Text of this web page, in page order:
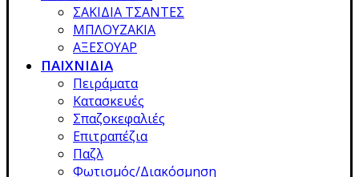
ΣΑΚΙΔΙΑ ΤΣΑΝΤΕΣ
ΜΠΛΟΥΖΑΚΙΑ
ΑΞΕΣΟΥΑΡ
ΠΑΙΧΝΙΔΙΑ
Πειράματα
Κατασκευές
Σπαζοκεφαλιές
Επιτραπέζια
Παζλ
Φωτισμός/Διακόσμηση